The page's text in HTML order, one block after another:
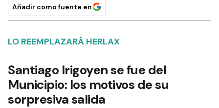
Añadir como fuente en
LO REEMPLAZARÁ HERLAX
Santiago Irigoyen se fue del
Municipio: los motivos de su
sorpresiva salida